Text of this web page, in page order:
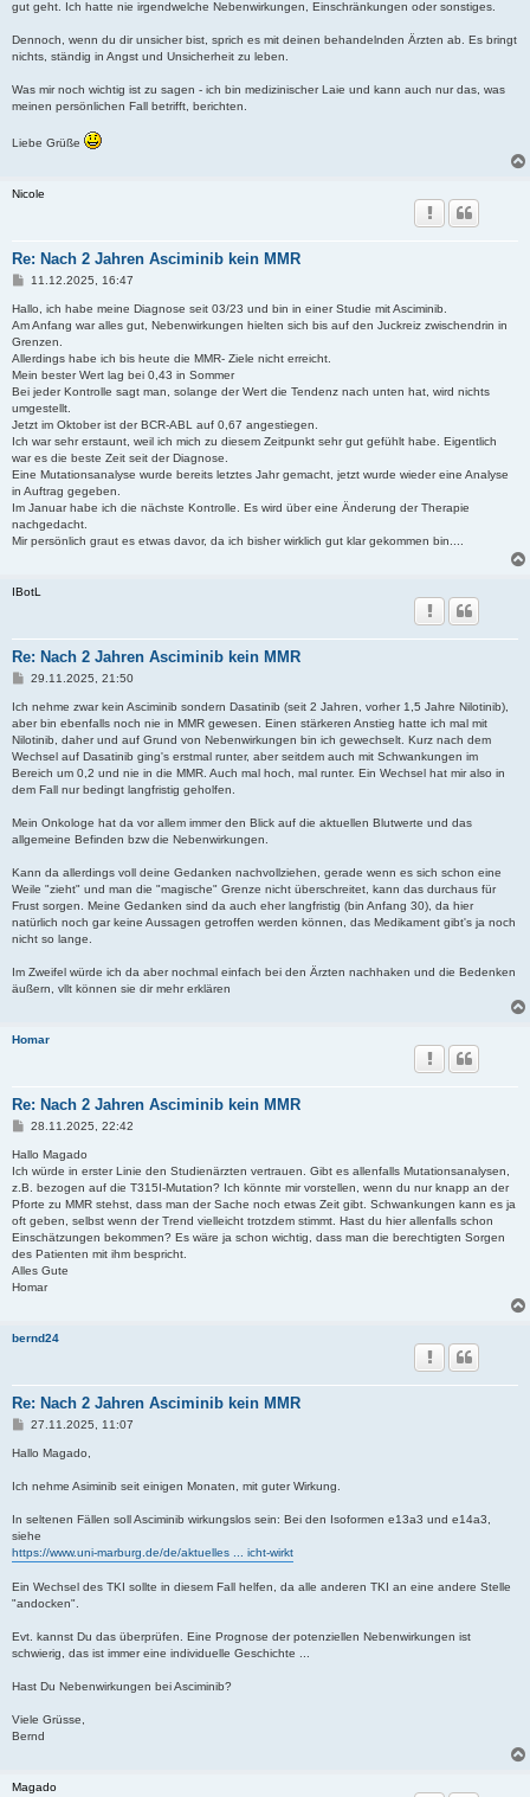
gut geht. Ich hatte nie irgendwelche Nebenwirkungen, Einschränkungen oder sonstiges.
Dennoch, wenn du dir unsicher bist, sprich es mit deinen behandelnden Ärzten ab. Es bringt
nichts, ständig in Angst und Unsicherheit zu leben.
Was mir noch wichtig ist zu sagen - ich bin medizinischer Laie und kann auch nur das, was
meinen persönlichen Fall betrifft, berichten.
Liebe Grüße
Nicole
Re: Nach 2 Jahren Asciminib kein MMR
B
i
t
a
g
11.12.2025, 16:47
Hallo, ich habe meine Diagnose seit 03/23 und bin in einer Studie mit Asciminib.
Am Anfang war alles gut, Nebenwirkungen hielten sich bis auf den Juckreiz zwischendrin in
Grenzen.
Allerdings habe ich bis heute die MMR- Ziele nicht erreicht.
Mein bester Wert lag bei 0,43 in Sommer
Bei jeder Kontrolle sagt man, solange der Wert die Tendenz nach unten hat, wird nichts
umgestellt.
Jetzt im Oktober ist der BCR-ABL auf 0,67 angestiegen.
Ich war sehr erstaunt, weil ich mich zu diesem Zeitpunkt sehr gut gefühlt habe. Eigentlich
war es die beste Zeit seit der Diagnose.
Eine Mutationsanalyse wurde bereits letztes Jahr gemacht, jetzt wurde wieder eine Analyse
in Auftrag gegeben.
Im Januar habe ich die nächste Kontrolle. Es wird über eine Änderung der Therapie
nachgedacht.
Mir persönlich graut es etwas davor, da ich bisher wirklich gut klar gekommen bin....
IBotL
Re: Nach 2 Jahren Asciminib kein MMR
B
i
t
a
g
29.11.2025, 21:50
Ich nehme zwar kein Asciminib sondern Dasatinib (seit 2 Jahren, vorher 1,5 Jahre Nilotinib),
aber bin ebenfalls noch nie in MMR gewesen. Einen stärkeren Anstieg hatte ich mal mit
Nilotinib, daher und auf Grund von Nebenwirkungen bin ich gewechselt. Kurz nach dem
Wechsel auf Dasatinib ging's erstmal runter, aber seitdem auch mit Schwankungen im
Bereich um 0,2 und nie in die MMR. Auch mal hoch, mal runter. Ein Wechsel hat mir also in
dem Fall nur bedingt langfristig geholfen.
Mein Onkologe hat da vor allem immer den Blick auf die aktuellen Blutwerte und das
allgemeine Befinden bzw die Nebenwirkungen.
Kann da allerdings voll deine Gedanken nachvollziehen, gerade wenn es sich schon eine
Weile "zieht" und man die "magische" Grenze nicht überschreitet, kann das durchaus für
Frust sorgen. Meine Gedanken sind da auch eher langfristig (bin Anfang 30), da hier
natürlich noch gar keine Aussagen getroffen werden können, das Medikament gibt's ja noch
nicht so lange.
Im Zweifel würde ich da aber nochmal einfach bei den Ärzten nachhaken und die Bedenken
äußern, vllt können sie dir mehr erklären
Homar
Re: Nach 2 Jahren Asciminib kein MMR
B
i
t
r
a
g
28.11.2025, 22:42
Hallo Magado
Ich würde in erster Linie den Studienärzten vertrauen. Gibt es allenfalls Mutationsanalysen,
z.B. bezogen auf die T315I-Mutation? Ich könnte mir vorstellen, wenn du nur knapp an der
Pforte zu MMR stehst, dass man der Sache noch etwas Zeit gibt. Schwankungen kann es ja
oft geben, selbst wenn der Trend vielleicht trotzdem stimmt. Hast du hier allenfalls schon
Einschätzungen bekommen? Es wäre ja schon wichtig, dass man die berechtigten Sorgen
des Patienten mit ihm bespricht.
Alles Gute
Homar
bernd24
Re: Nach 2 Jahren Asciminib kein MMR
B
i
a
27.11.2025, 11:07
Hallo Magado,
Ich nehme Asiminib seit einigen Monaten, mit guter Wirkung.
In seltenen Fällen soll Asciminib wirkungslos sein: Bei den Isoformen e13a3 und e14a3,
siehe
https://www.uni-marburg.de/de/aktuelles ... icht-wirkt
Ein Wechsel des TKI sollte in diesem Fall helfen, da alle anderen TKI an eine andere Stelle
"andocken".
Evt. kannst Du das überprüfen. Eine Prognose der potenziellen Nebenwirkungen ist
schwierig, das ist immer eine individuelle Geschichte ...
Hast Du Nebenwirkungen bei Asciminib?
Viele Grüsse,
Bernd
Magado